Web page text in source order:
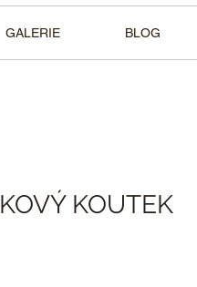
GALERIE BLOG
KOUTEK